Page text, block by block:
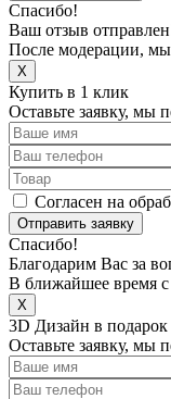
Спасибо!
Ваш отзыв
После модерации, мы
X
Купить в 1 клик
Оставьте заявку, мы
Согласен на
Отправить заявку
Спасибо!
Благодарим Вас за
В ближайшее время
X
3D Дизайн в подарок
Оставьте заявку, мы